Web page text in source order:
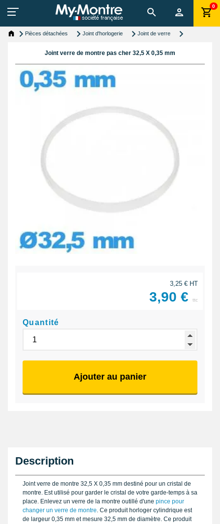
0
Pièces détachées Joint d'horlogerie Joint de verre
Joint verre de montre pas cher 32,5 X 0,35 mm
3,25 € HT
3,90 € ttc
Quantité
Ajouter au panier
Description
Joint verre de montre 32,5 X 0,35 mm destiné pour un cristal de
montre. Est utilisé pour garder le cristal de votre garde-temps à sa
place. Enlevez un verre de la montre outillé d'une pince pour
changer un verre de montre. Ce produit horloger cylindrique est
de largeur 0,35 mm et mesure 32,5 mm de diamètre. Ce produit